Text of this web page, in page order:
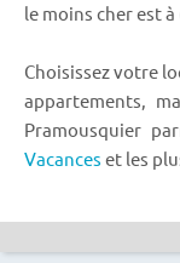
le moins cher est à
Choisissez votre
appartements,
Pramousquier
Vacances et les